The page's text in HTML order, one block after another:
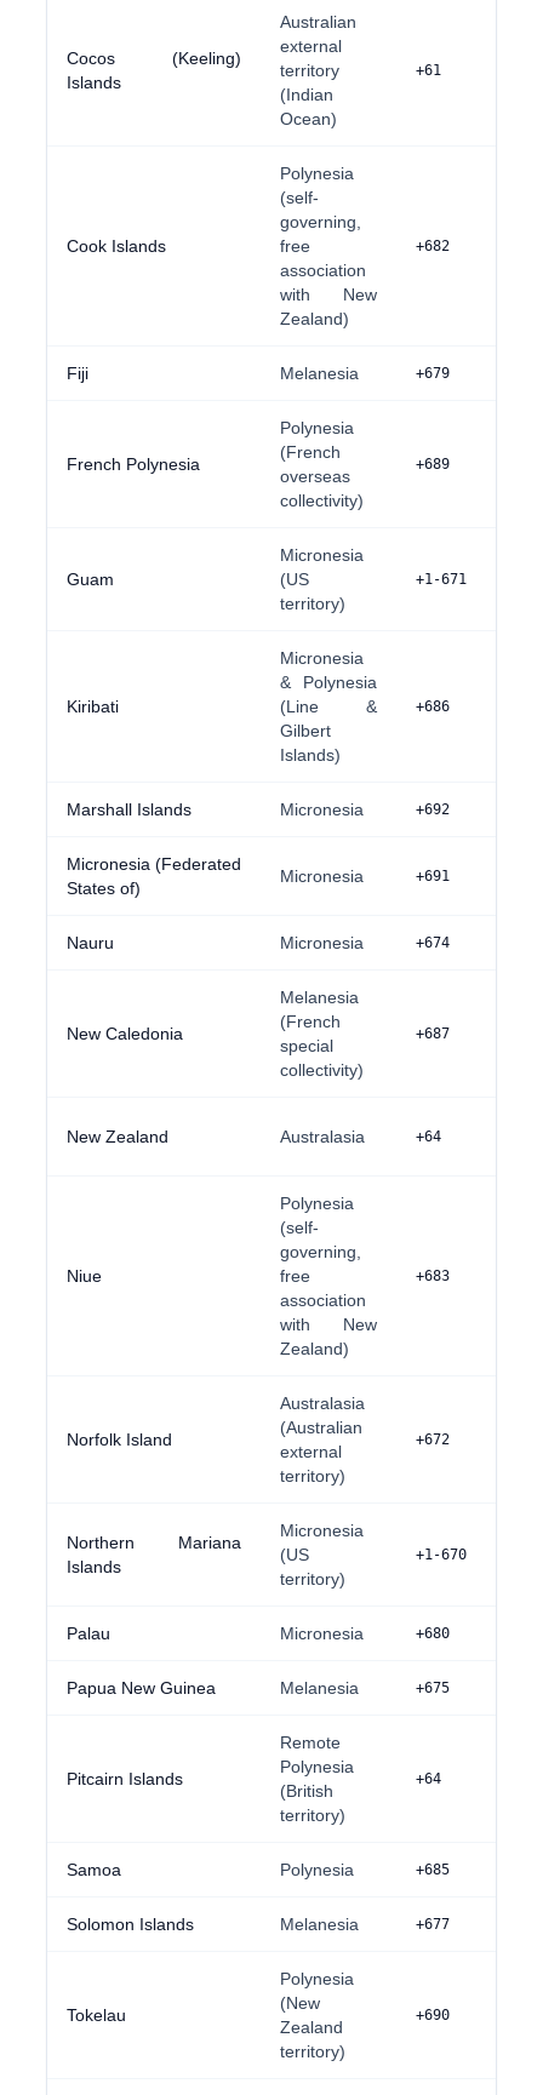
Cocos (Keeling)
Islands
Australian
external
territory
(Indian
Ocean)
+61
Cook Islands
Polynesia
(self-
governing,
free
association
with New
Zealand)
+682
Fiji Melanesia +679
French Polynesia
Polynesia
(French
overseas
collectivity)
+689
Guam
Micronesia
(US
territory)
+1-671
Kiribati
Micronesia
& Polynesia
(Line &
Gilbert
Islands)
+686
Marshall Islands Micronesia +692
Micronesia (Federated
States of)
Micronesia +691
Nauru Micronesia +674
New Caledonia
Melanesia
(French
special
collectivity)
+687
New Zealand Australasia +64
Niue
Polynesia
(self-
governing,
free
association
with New
Zealand)
+683
Norfolk Island
Australasia
(Australian
external
territory)
+672
Northern Mariana
Islands
Micronesia
(US
territory)
+1-670
Palau Micronesia +680
Papua New Guinea Melanesia +675
Pitcairn Islands
Remote
Polynesia
(British
territory)
+64
Samoa Polynesia +685
Solomon Islands Melanesia +677
Tokelau
Polynesia
(New
Zealand
territory)
+690